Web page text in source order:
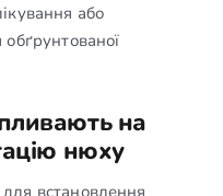
або
на
нюху
встановлення